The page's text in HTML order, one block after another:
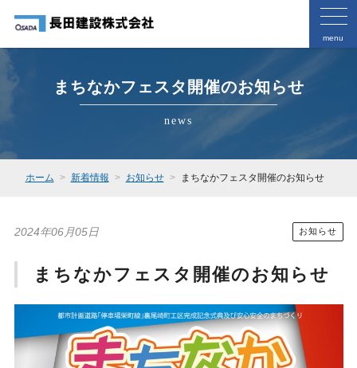
menu
まちなかフェスタ開催のお知らせ
news
ホーム 新着情報 お知らせ まちなかフェスタ開催のお知らせ
2024年06月05日 お知らせ
まちなかフェスタ開催のお知らせ